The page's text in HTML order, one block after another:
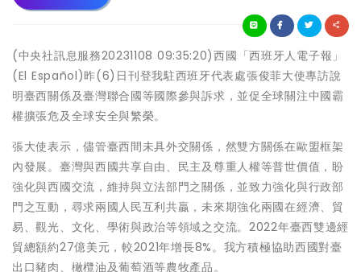
(中央社訊息服務20231108 09:35:20)西國「西班牙人電子報」
(El Español)昨(6)日刊登我駐西班牙代表處張俊菲大使專訪說
明臺西關係及臺灣聯合國等國際參與訴求，並促全球關注中國霸
權擴張危及全球安全與繁榮。
張大使表示，儘管臺西間未具外交關係，然雙方關係在歐盟框架
內發展。臺灣與西國共享自由、民主及尊重人權等普世價值，盼
強化與西國交流，維持與立法部門之關係，並致力強化與行政部
門之互動，尋求兩國人民互利共贏，未來期強化兩國在經濟、貿
易、觀光、文化、學術與政治等領域之交流。2022年臺西雙邊經
貿總額約27億美元，較2021年增長8%。我方積極協助西國對臺
出口豬肉、橄欖油及葡萄酒等農牧產品。